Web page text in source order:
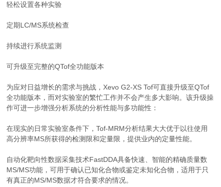
轻松设置各种实验
定期LC/MS系统检查
持续进行系统监测
可升级至完整的QTof全功能版本
为应对日益增长的需求与挑战，Xevo G2-XS Tof可直接升级至QTof
全功能版本，而对实验室的繁忙工作并不会产生多大影响。该升级操
作可进一步增强分析系统的分析性能与多功能性：
在现实的日常实验室条件下，Tof-MRM分析结果大大优于以往使用
高分辨率MS所获得的检测限和定量限，提供业内的定量性能。
自动化靶向性数据采集技术FastDDA具备快速、智能的精确质量数
MS/MS功能，可用于确认已知化合物或鉴定未知化合物，适用于只
有真正的MS/MS数据才符合要求的情况。